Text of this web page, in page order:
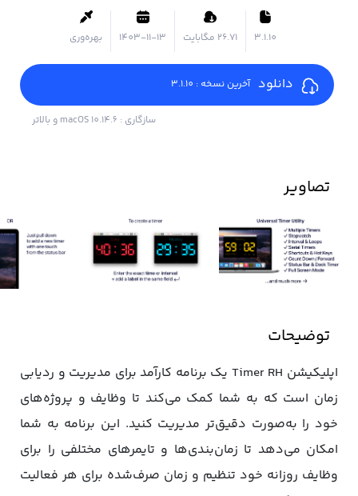
3.1.10 ۲۶.۷۱ مگابایت 1403-11-13 بهره‌وری
دانلود آخرین نسخه : 3.1.10
سازگاری : macOS 10.14.6 و بالاتر
تصاویر
توضیحات
اپلیکیشن Timer RH یک برنامه کارآمد برای مدیریت و ردیابی
زمان است که به شما کمک می‌کند تا وظایف و پروژه‌های
خود را به‌صورت دقیق‌تر مدیریت کنید. این برنامه به شما
امکان می‌دهد تا زمان‌بندی‌ها و تایمرهای مختلفی را برای
وظایف روزانه خود تنظیم و زمان صرف‌شده برای هر فعالیت